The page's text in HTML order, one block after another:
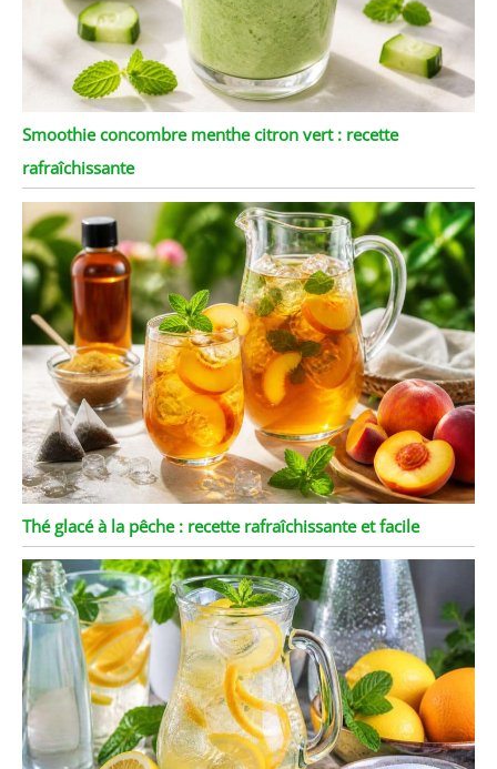
Smoothie concombre menthe citron vert : recette
rafraîchissante
Thé glacé à la pêche : recette rafraîchissante et facile